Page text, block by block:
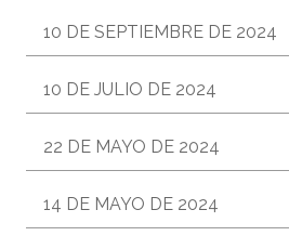
10 DE SEPTIEMBRE DE 2024
10 DE JULIO DE 2024
22 DE MAYO DE 2024
14 DE MAYO DE 2024